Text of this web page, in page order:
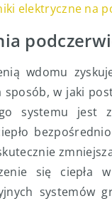
elektryczne na
wdomu
sposób, w jaki
systemu jest
się ciepła
systemów